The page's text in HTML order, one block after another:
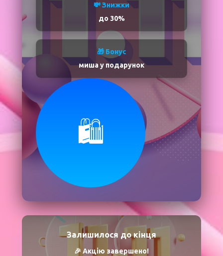
💸 Знижки
до 30%
🎁 Бонус
миша у подарунок
🛍️
Залишилося до кінця
🎉 Акцію завершено!